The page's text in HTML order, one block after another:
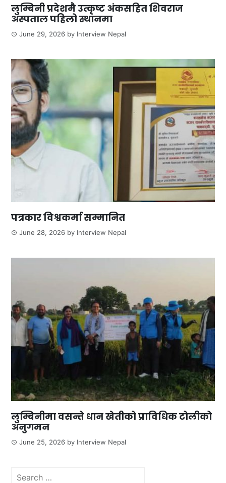
लुम्बिनी प्रदेशमै उत्कृष्ट अंकसहित शिवराज
अस्पताल पहिलो स्थानमा
June 29, 2026 by Interview Nepal
पत्रकार विश्वकर्मा सम्मानित
June 28, 2026 by Interview Nepal
लुम्बिनीमा वसन्ते धान खेतीको प्राविधिक टोलीको
अनुगमन
June 25, 2026 by Interview Nepal
Search